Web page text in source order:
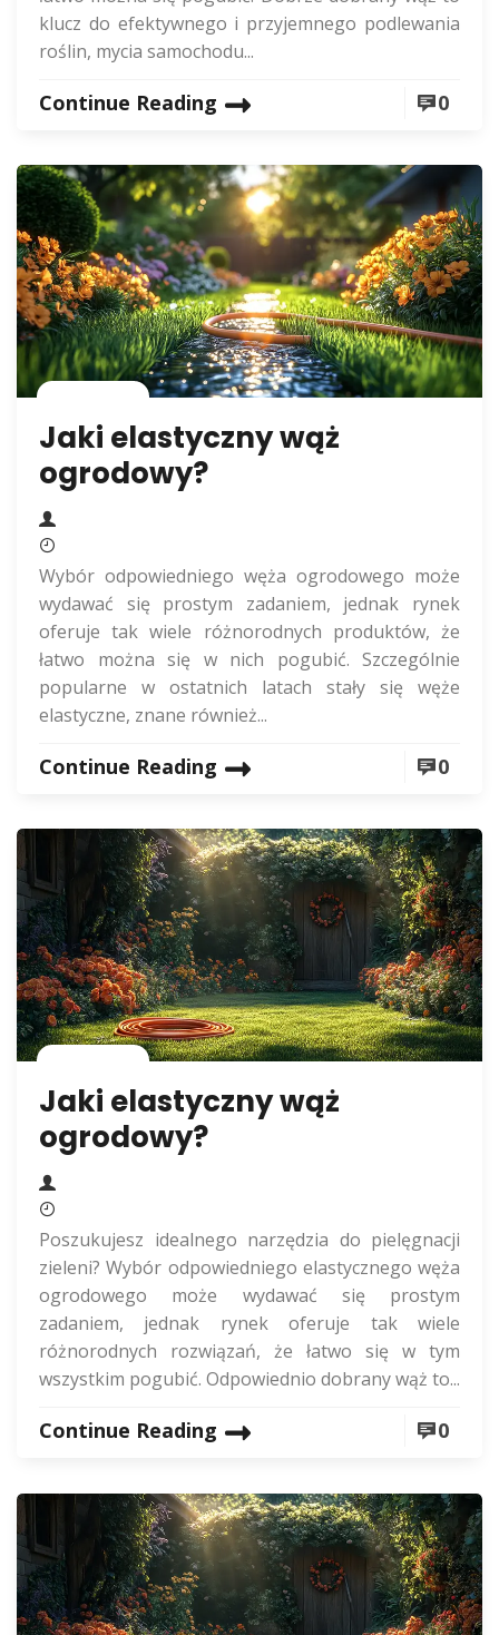
klucz do efektywnego i przyjemnego podlewania
roślin, mycia samochodu...
Continue Reading 0
Jaki elastyczny wąż
ogrodowy?
Wybór odpowiedniego węża ogrodowego może
wydawać się prostym zadaniem, jednak rynek
oferuje tak wiele różnorodnych produktów, że
łatwo można się w nich pogubić. Szczególnie
popularne w ostatnich latach stały się węże
elastyczne, znane również...
Continue Reading 0
Jaki elastyczny wąż
ogrodowy?
Poszukujesz idealnego narzędzia do pielęgnacji
zieleni? Wybór odpowiedniego elastycznego węża
ogrodowego może wydawać się prostym
zadaniem, jednak rynek oferuje tak wiele
różnorodnych rozwiązań, że łatwo się w tym
wszystkim pogubić. Odpowiednio dobrany wąż to...
Continue Reading 0